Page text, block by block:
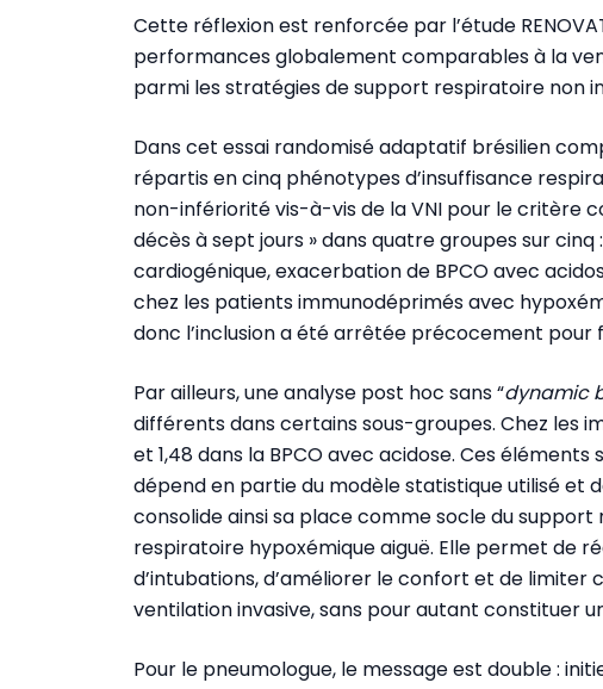
Cette réflexion est renforcée par l’étude
performances globalement comparables à la
parmi les stratégies de support respiratoire non
Dans cet essai randomisé adaptatif brésilien
répartis en cinq phénotypes d’insuffisance
non-infériorité vis-à-vis de la VNI pour le critère
décès à sept jours » dans quatre groupes sur
cardiogénique, exacerbation de BPCO avec
chez les patients immunodéprimés avec
donc l’inclusion a été arrêtée précocement pour
Par ailleurs, une analyse post hoc sans “dynamic
différents dans certains sous-groupes. Chez les
et 1,48 dans la BPCO avec acidose. Ces
dépend en partie du modèle statistique utilisé et
consolide ainsi sa place comme socle du support
respiratoire hypoxémique aiguë. Elle permet de
d’intubations, d’améliorer le confort et de limiter
ventilation invasive, sans pour autant constituer
Pour le pneumologue, le message est double :